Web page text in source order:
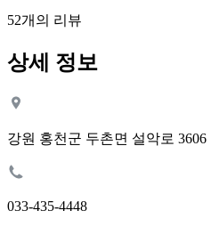
52개의 리뷰
상세 정보
강원 홍천군 두촌면 설악로 3606
033-435-4448